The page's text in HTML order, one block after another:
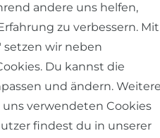
andere uns helfen,
zu verbessern. Mit
setzen wir neben
Du kannst die
und ändern.
verwendeten Cookies
findest du in unserer